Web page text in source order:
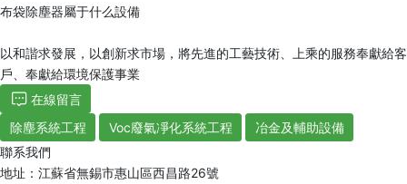
布袋除塵器屬于什么設備
以和諧求發展，以創新求市場，將先進的工藝技術、上乘的服務奉獻給客
戶、奉獻給環境保護事業
在線留言
除塵系統工程
Voc廢氣凈化系統工程
冶金及輔助設備
聯系我們
地址：江蘇省無錫市惠山區西昌路26號